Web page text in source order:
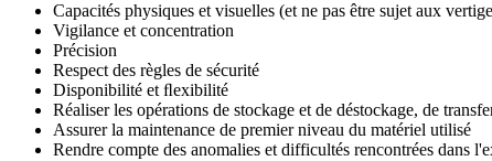
Capacités physiques et visuelles (et ne pas être sujet aux
Vigilance et concentration
Précision
Respect des règles de sécurité
Disponibilité et ﬂexibilité
Réaliser les opérations de stockage et de déstockage, de
Assurer la maintenance de premier niveau du matériel utilisé
Rendre compte des anomalies et difficultés rencontrées dans